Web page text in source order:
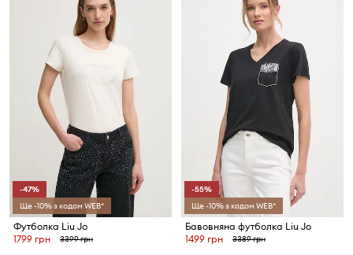
-47%
Ще -10% з кодом WEB*
Футболка Liu Jo
1799 грн
3399 грн
-55%
Ще -10% з кодом WEB*
Бавовняна футболка Liu Jo
1499 грн
3389 грн